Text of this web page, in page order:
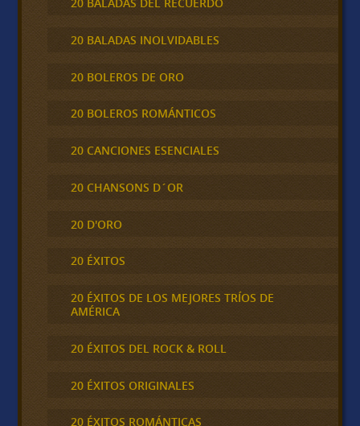
20 BALADAS INOLVIDABLES
20 BOLEROS DE ORO
20 BOLEROS ROMÁNTICOS
20 CANCIONES ESENCIALES
20 CHANSONS D´OR
20 D'ORO
20 ÉXITOS
20 ÉXITOS DE LOS MEJORES TRÍOS DE
AMÉRICA
20 ÉXITOS DEL ROCK & ROLL
20 ÉXITOS ORIGINALES
20 ÉXITOS ROMÁNTICAS